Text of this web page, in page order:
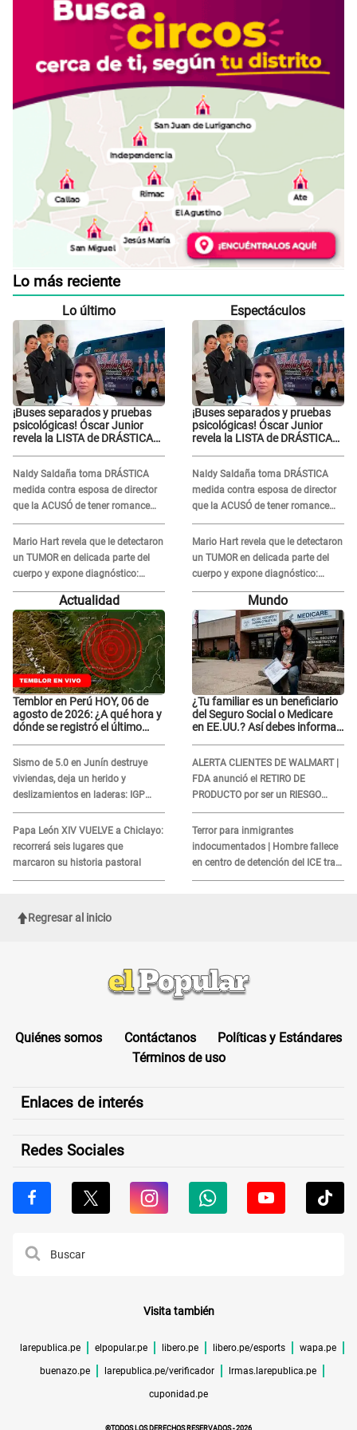
Lo más reciente
Lo último
¡Buses separados y pruebas
psicológicas! Óscar Junior
revela la LISTA de DRÁSTICAS
Naldy Saldaña
Naldy Saldaña toma DRÁSTICA
medida contra esposa de director
que la ACUSÓ de tener romance
con él: "Muy triste..."
Mario Hart revela que le detectaron
un TUMOR en delicada parte del
cuerpo y expone diagnóstico:
"Dolores muy fuertes..."
Espectáculos
¡Buses separados y pruebas
psicológicas! Óscar Junior
revela la LISTA de DRÁSTICAS
Naldy Saldaña
Naldy Saldaña toma DRÁSTICA
medida contra esposa de director
que la ACUSÓ de tener romance
con él: "Muy triste..."
Mario Hart revela que le detectaron
un TUMOR en delicada parte del
cuerpo y expone diagnóstico:
"Dolores muy fuertes..."
Actualidad
Temblor en Perú HOY, 06 de
agosto de 2026: ¿A qué hora y
dónde se registró el último
Sismo de 5.0 en Junín destruye
viviendas, deja un herido y
deslizamientos en laderas: IGP
alerta sobre posibles réplicas
Papa León XIV VUELVE a Chiclayo:
recorrerá seis lugares que
marcaron su historia pastoral
Mundo
¿Tu familiar es un beneficiario
del Seguro Social o Medicare
en EE.UU.? Así debes informar
ALERTA CLIENTES DE WALMART |
FDA anunció el RETIRO DE
PRODUCTO por ser un RIESGO
MORTAL para consumidores: ¿Cuál
es?
Terror para inmigrantes
indocumentados | Hombre fallece
en centro de detención del ICE tras
sufrir una "emergencia médica"
Regresar al inicio
Quiénes somos Contáctanos
Políticas y Estándares
Términos de uso
Enlaces de interés
Redes Sociales
Visita también
larepublica.pe elpopular.pe libero.pe libero.pe/esports wapa.pe
buenazo.pe larepublica.pe/verificador lrmas.larepublica.pe
cuponidad.pe
©TODOS LOS DERECHOS RESERVADOS -2026